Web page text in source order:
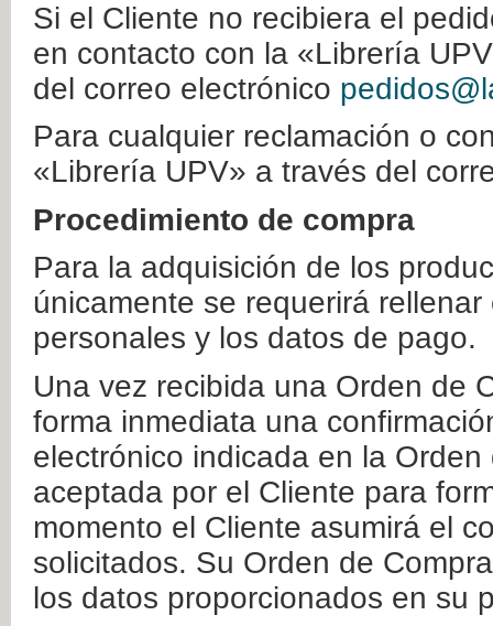
Si el Cliente no recibiera el
en contacto con la «Librería
del correo electrónico
Para cualquier reclamación o
«Librería UPV» a través del
Procedimiento de compra
Para la adquisición de los
únicamente se requerirá
personales y los datos de pago.
Una vez recibida una Orden de
forma inmediata una
electrónico indicada en la
aceptada por el Cliente para
momento el Cliente asumirá el
solicitados. Su Orden de
los datos proporcionados en su